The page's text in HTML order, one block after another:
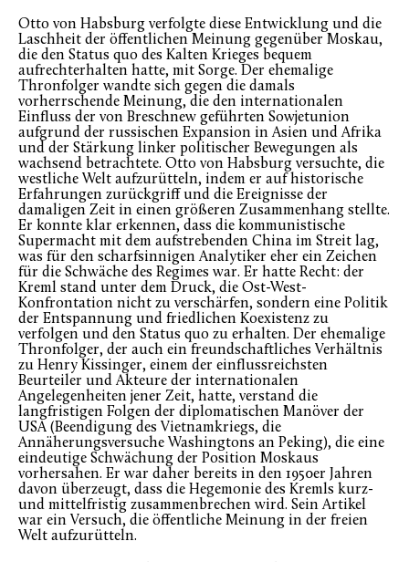
Otto von Habsburg verfolgte diese Entwicklung und die
Laschheit der öffentlichen Meinung gegenüber Moskau,
die den Status quo des Kalten Krieges bequem
aufrechterhalten hatte, mit Sorge. Der ehemalige
Thronfolger wandte sich gegen die damals
vorherrschende Meinung, die den internationalen
Einfluss der von Breschnew geführten Sowjetunion
aufgrund der russischen Expansion in Asien und Afrika
und der Stärkung linker politischer Bewegungen als
wachsend betrachtete. Otto von Habsburg versuchte, die
westliche Welt aufzurütteln, indem er auf historische
Erfahrungen zurückgriff und die Ereignisse der
damaligen Zeit in einen größeren Zusammenhang stellte.
Er konnte klar erkennen, dass die kommunistische
Supermacht mit dem aufstrebenden China im Streit lag,
was für den scharfsinnigen Analytiker eher ein Zeichen
für die Schwäche des Regimes war. Er hatte Recht: der
Kreml stand unter dem Druck, die Ost-West-
Konfrontation nicht zu verschärfen, sondern eine Politik
der Entspannung und friedlichen Koexistenz zu
verfolgen und den Status quo zu erhalten. Der ehemalige
Thronfolger, der auch ein freundschaftliches Verhältnis
zu Henry Kissinger, einem der einflussreichsten
Beurteiler und Akteure der internationalen
Angelegenheiten jener Zeit, hatte, verstand die
langfristigen Folgen der diplomatischen Manöver der
USA (Beendigung des Vietnamkriegs, die
Annäherungsversuche Washingtons an Peking), die eine
eindeutige Schwächung der Position Moskaus
vorhersahen. Er war daher bereits in den 1950er Jahren
davon überzeugt, dass die Hegemonie des Kremls kurz-
und mittelfristig zusammenbrechen wird. Sein Artikel
war ein Versuch, die öffentliche Meinung in der freien
Welt aufzurütteln.